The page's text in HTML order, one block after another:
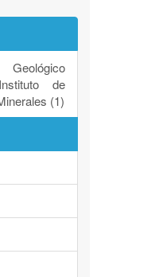
de
(1)